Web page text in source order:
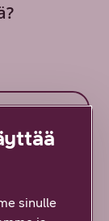
sinulle